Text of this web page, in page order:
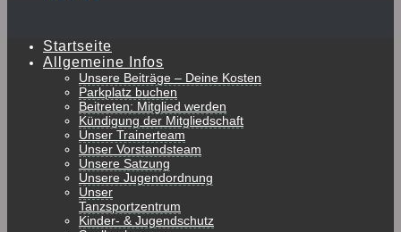
Startseite
Allgemeine Infos
Unsere Beiträge – Deine Kosten
Parkplatz buchen
Beitreten: Mitglied werden
Kündigung der Mitgliedschaft
Unser Trainerteam
Unser Vorstandsteam
Unsere Satzung
Unsere Jugendordnung
Unser
Tanzsportzentrum
Kinder- & Jugendschutz